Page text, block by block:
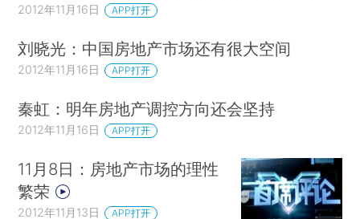
2012年11月16日 APP打开
刘晓光：中国房地产市场还有很大空间
2012年11月16日 APP打开
秦虹：明年房地产调控方向还会坚持
2012年11月16日 APP打开
11月8日：房地产市场的理性
繁荣
2012年11月13日 APP打开